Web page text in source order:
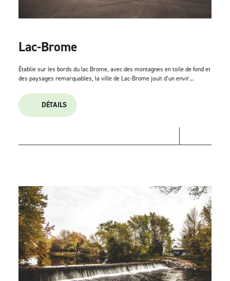
Lac-Brome
Établie sur les bords du lac Brome, avec des montagnes en toile de fond et
des paysages remarquables, la ville de Lac-Brome jouit d’un envir...
DÉTAILS